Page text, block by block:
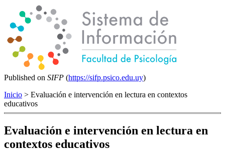
Published on SIFP (https://sifp.psico.edu.uy)
Inicio > Evaluación e intervención en lectura en contextos
educativos
Evaluación e intervención en lectura en
contextos educativos